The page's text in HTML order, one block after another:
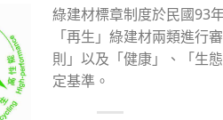
綠建材標章制度於民國93
「再生」綠建材兩類進行
則」以及「健康」、「生
定基準。